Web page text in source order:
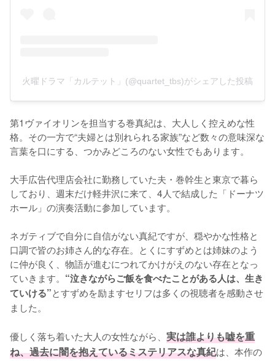
火曜ドラマ「カルテット」(@quartet_tbs)がシェアした投稿
第1ヴァイオリンを担当する巻真紀は、大人しく控えめな性
格。その一方で“夫婦とは別れられる家族”など数々の意味深な
言葉を口にする、つかみどころのない女性でもあります。
大手広告代理店会社に勤務していた夫・巻幹生と東京で暮ら
しており、週末だけ軽井沢に来て、4人で結成した「ドーナツ
ホール」の演奏活動に参加しています。
ネガティブで自分に自信がない真紀ですが、穏やかな性格と
口調で皆のお姉さん的な存在。とくにすずめとは姉妹のよう
に仲が良く、物語が進むにつれてかけがえのない存在となっ
ていきます。 “泣きながらご飯を食べたことがある人は、生き
ていける”とすずめを励ますセリフは多くの視聴者を感動させ
ました。
優しく落ち着いた大人の女性ながら、 実は誰よりも嘘を重
ね、過去に闇を抱えているミステリアスな真紀は、本作の